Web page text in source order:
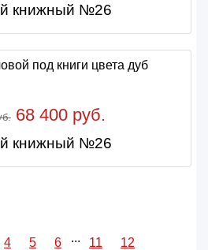
книжный №26
68 400 руб.
книжный №26
4 5 6 ... 11 12